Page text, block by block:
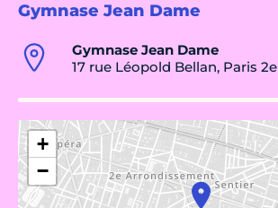
Gymnase Jean Dame
Gymnase Jean Dame
17 rue Léopold Bellan, Paris 2e
+
−